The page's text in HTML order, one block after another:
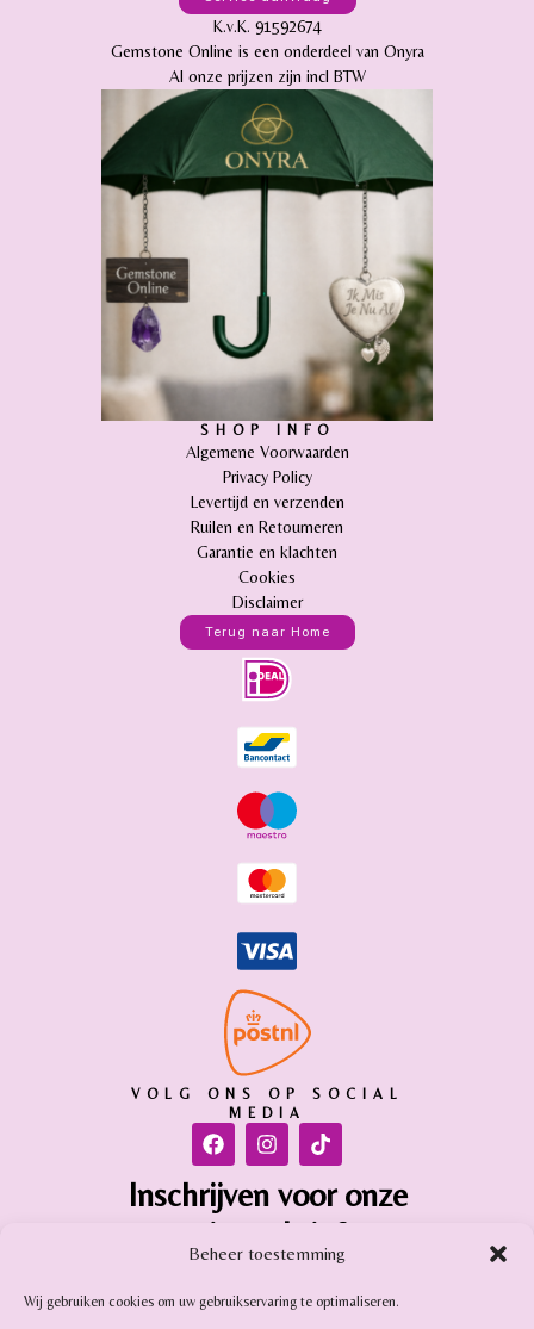
Beheer toestemming
Wij gebruiken cookies om uw gebruikservaring te optimaliseren.
K.v.K. 91592674
Gemstone Online is een onderdeel van Onyra
Al onze prijzen zijn incl BTW
SHOP INFO
Algemene Voorwaarden
Privacy Policy
Levertijd en verzenden
Ruilen en Retourneren
Garantie en klachten
Cookies
Disclaimer
Terug naar Home
VOLG ONS OP SOCIAL
MEDIA
Inschrijven voor onze
nieuwsbrief